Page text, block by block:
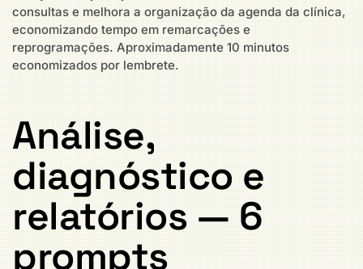
consultas e melhora a organização da agenda da clínica,
economizando tempo em remarcações e
reprogramações. Aproximadamente 10 minutos
economizados por lembrete.
Análise,
diagnóstico e
relatórios — 6
prompts